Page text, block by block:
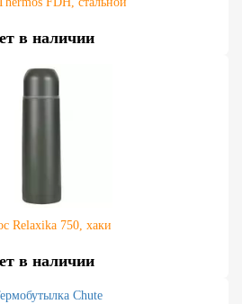
в наличии
Relaxika 750, хаки
в наличии